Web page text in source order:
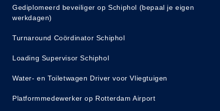
Gediplomeerd beveiliger op Schiphol (bepaal je eigen
werkdagen)
Turnaround Coördinator Schiphol
Loading Supervisor Schiphol
Water- en Toiletwagen Driver voor Vliegtuigen
Platformmedewerker op Rotterdam Airport